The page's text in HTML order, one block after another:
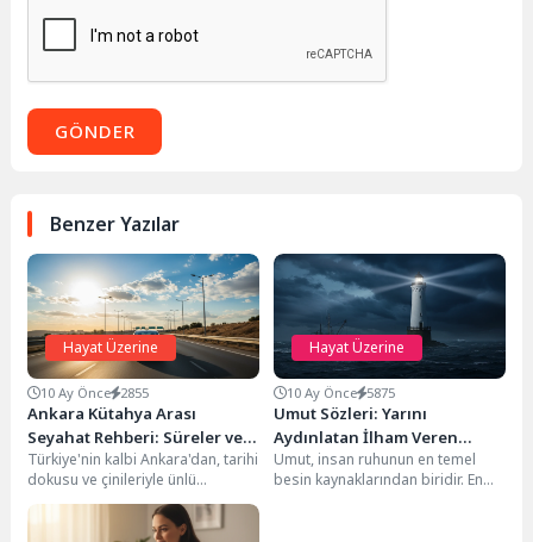
GÖNDER
Benzer Yazılar
Hayat Üzerine
10 Ay Önce 2855
Ankara Kütahya Arası
Seyahat Rehberi: Süreler ve
Mesafeler
Türkiye'nin kalbi Ankara'dan, tarihi
dokusu ve çinileriyle ünlü
Kütahya'ya yapılacak bir yolculuk,
farklı ulaşım seçenekleriyle...
Hayat Üzerine
10 Ay Önce 5875
Umut Sözleri: Yarını
Aydınlatan İlham Veren
Düşünceler
Umut, insan ruhunun en temel
besin kaynaklarından biridir. En